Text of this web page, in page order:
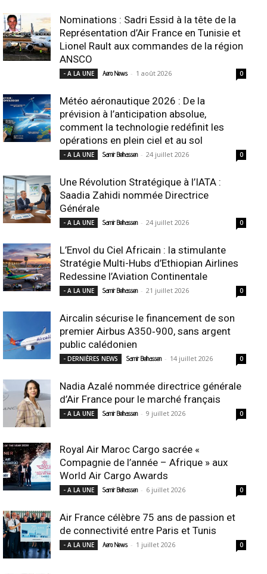
Nominations : Sadri Essid à la tête de la
Représentation d’Air France en Tunisie et
Lionel Rault aux commandes de la région
ANSCO
- A LA UNE Aero News - 1 août 2026 0
Météo aéronautique 2026 : De la
prévision à l’anticipation absolue,
comment la technologie redéfinit les
opérations en plein ciel et au sol
- A LA UNE Samir Belhassen - 24 juillet 2026 0
Une Révolution Stratégique à l’IATA :
Saadia Zahidi nommée Directrice
Générale
- A LA UNE Samir Belhassen - 24 juillet 2026 0
L’Envol du Ciel Africain : la stimulante
Stratégie Multi-Hubs d’Ethiopian Airlines
Redessine l’Aviation Continentale
- A LA UNE Samir Belhassen - 21 juillet 2026 0
Aircalin sécurise le financement de son
premier Airbus A350‑900, sans argent
public calédonien
- DERNIÈRES NEWS Samir Belhassen - 14 juillet 2026 0
Nadia Azalé nommée directrice générale
d’Air France pour le marché français
- A LA UNE Samir Belhassen - 9 juillet 2026 0
Royal Air Maroc Cargo sacrée «
Compagnie de l’année – Afrique » aux
World Air Cargo Awards
- A LA UNE Samir Belhassen - 6 juillet 2026 0
Air France célèbre 75 ans de passion et
de connectivité entre Paris et Tunis
- A LA UNE Aero News - 1 juillet 2026 0